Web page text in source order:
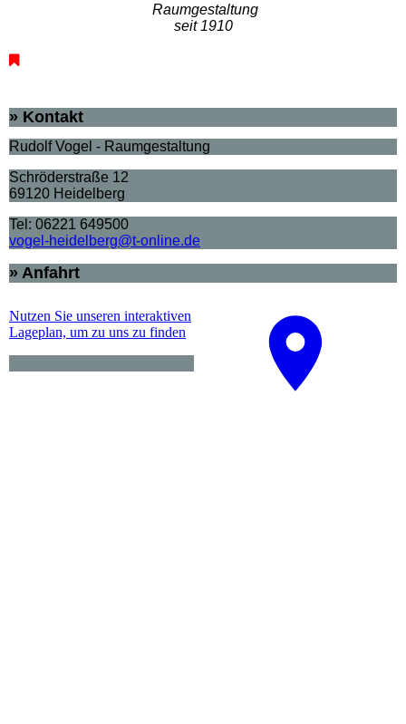
Raumgestaltung
seit 1910
» Kontakt
Rudolf Vogel - Raumgestaltung
Schröderstraße 12
69120 Heidelberg
Tel: 06221 649500
vogel-heidelberg@t-online.de
» Anfahrt
Nutzen Sie unseren interaktiven
La­ge­plan, um zu uns zu finden